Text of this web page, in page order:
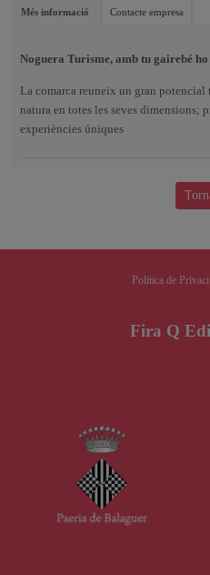
Més informació Contacte empresa
Noguera Turisme, amb tu gairebé
La comarca reuneix un gran
natura en totes les seves dimensions;
experiències úniques
Política de
Fira Q